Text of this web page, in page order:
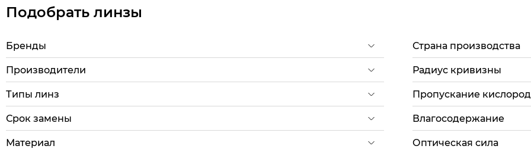
Подобрать линзы
Бренды
Производители
Типы линз
Срок замены
Материал
Страна производства
Радиус кривизны
Пропускание
Влагосодержание
Оптическая сила